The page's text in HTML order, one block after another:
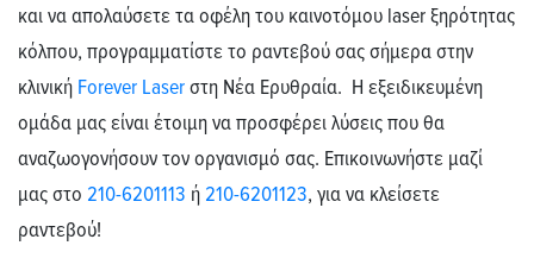
και να απολαύσετε τα οφέλη του καινοτόμου laserξηρότητας
κόλπου, προγραμματίστε το ραντεβού σας σήμερα στην
κλινική Forever Laserστη Νέα Ερυθραία. Η εξειδικευμένη
ομάδα μας είναι έτοιμη να προσφέρει λύσεις που θα
αναζωογονήσουν τον οργανισμό σας. Επικοινωνήστε μαζί
μας στο 210-6201113 ή 210-6201123, για να κλείσετε
ραντεβού!